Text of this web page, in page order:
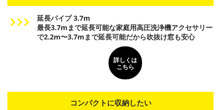
延長パイプ 3.7m
最長3.7mまで延長可能な家庭用高圧洗浄機アクセサリー
で2.2m〜3.7mまで延長可能だから吹抜け窓も安心
詳しくは
こちら
コンパクトに収納したい